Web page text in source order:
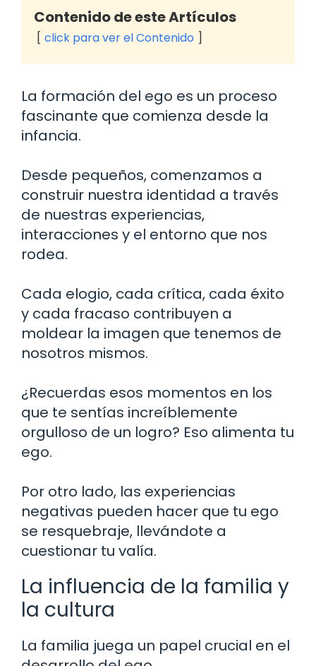
Contenido de este Artículos
click para ver el Contenido
La formación del ego es un proceso
fascinante que comienza desde la
infancia.
Desde pequeños, comenzamos a
construir nuestra identidad a través
de nuestras experiencias,
interacciones y el entorno que nos
rodea.
Cada elogio, cada crítica, cada éxito
y cada fracaso contribuyen a
moldear la imagen que tenemos de
nosotros mismos.
¿Recuerdas esos momentos en los
que te sentías increíblemente
orgulloso de un logro? Eso alimenta tu
ego.
Por otro lado, las experiencias
negativas pueden hacer que tu ego
se resquebraje, llevándote a
cuestionar tu valía.
La influencia de la familia y
la cultura
La familia juega un papel crucial en el